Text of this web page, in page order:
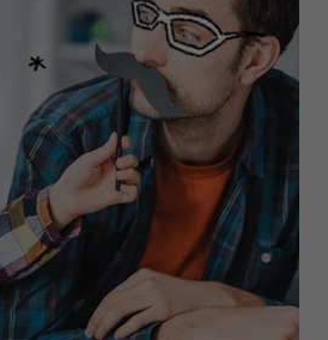
Continuar ↗
Voltar